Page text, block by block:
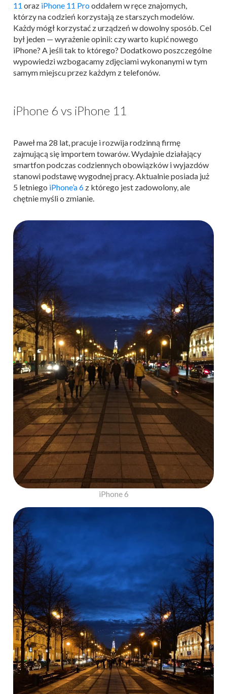
11 oraz iPhone 11 Prooddałem w ręce znajomych,
którzyna codzień korzystają ze starszych modelów.
Każdy mógł korzystać z urządzeń w dowolny sposób. Cel
był jeden — wyrażenie opinii: czy warto kupić nowego
iPhone? A jeśli tak to którego? Dodatkowo poszczególne
wypowiedzi wzbogacamy zdjęciami wykonanymi w tym
samym miejscu przez każdym z telefonów.
iPhone 6 vs iPhone 11
Paweł ma 28 lat, pracuje i rozwija rodzinną firmę
zajmującą się importem towarów. Wydajnie działający
smartfon podczas codziennych obowiązków i wyjazdów
stanowi podstawę wygodnej pracy. Aktualnie posiada już
5 letniego iPhone’a 6 z którego jest zadowolony, ale
chętnie myśli o zmianie.
iPhone 6